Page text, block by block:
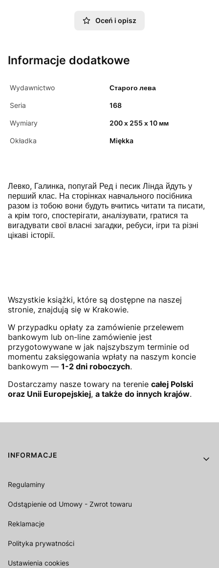
Oceń i opisz
Informacje dodatkowe
Wydawnictwo Старого лева
Seria 168
Wymiary 200 х 255 х 10 мм
Okładka Miękka
Левко, Галинка, попугай Ред і песик Лінда йдуть у
перший клас. На сторінках навчального посібника
разом із тобою вони будуть вчитись читати та писати,
а крім того, спостерігати, аналізувати, гратися та
вигадувати свої власні загадки, ребуси, ігри та різні
цікаві історії.
Wszystkie książki, które są dostępne na naszej
stronie, znajdują się w Krakowie.
W przypadku opłaty za zamówienie przelewem
bankowym lub on-line zamówienie jest
przygotowywane w jak najszybszym terminie od
momentu zaksięgowania wpłaty na naszym koncie
bankowym — 1-2 dni roboczych.
Dostarczamy nasze towary na terenie całej Polski
oraz Unii Europejskiej, a także do innych krajów.
Linki w stopce
INFORMACJE
Regulaminy
Odstąpienie od Umowy - Zwrot towaru
Reklamacje
Polityka prywatności
Ustawienia cookies